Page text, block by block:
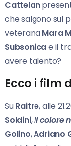
Cattelan
che salgono sul
veteranaMara
Subsonicae il
avere talento?
Ecco i film
SuRaitre, alle
Soldini,Il colore
Golino,Adriano